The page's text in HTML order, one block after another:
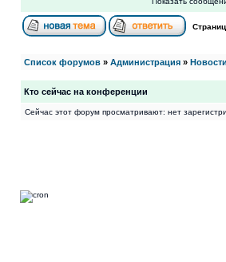
Список форумов » Администрация »
Кто сейчас на конференции
Сейчас этот форум просматривают: нет